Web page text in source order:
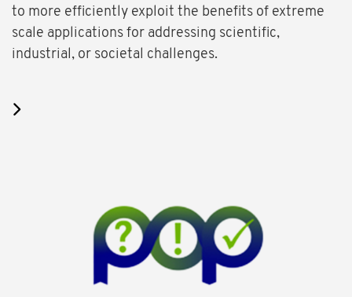
to more efficiently exploit the benefits of extreme
scale applications for addressing scientific,
industrial, or societal challenges.